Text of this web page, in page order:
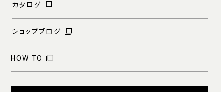
カタログ
ショップブログ
HOW TO